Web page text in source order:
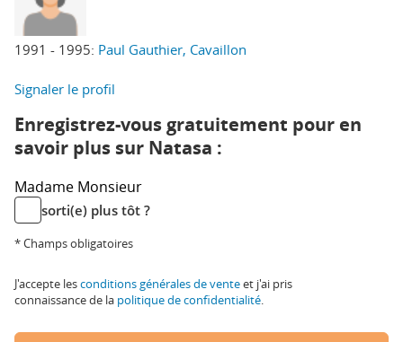
1991 - 1995: Paul Gauthier, Cavaillon
Signaler le profil
Enregistrez-vous gratuitement pour en
savoir plus sur Natasa :
Madame Monsieur
sorti(e) plus tôt ?
* Champs obligatoires
J'accepte lesconditions générales de venteet j'ai pris
connaissance de la politique de confidentialité.